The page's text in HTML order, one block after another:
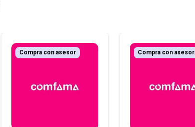
Compra con asesor Compra con asesor